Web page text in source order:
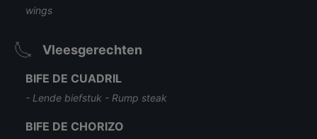
wings
Vleesgerechten
BIFE DE CUADRIL
- Lende biefstuk - Rump steak
BIFE DE CHORIZO